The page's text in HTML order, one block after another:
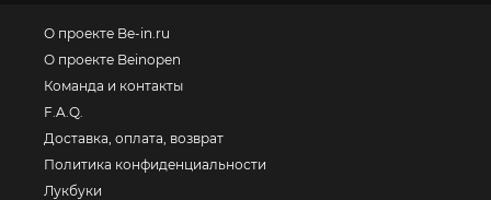
О проекте Be-in.ru
О проекте Beinopen
Команда и контакты
F.A.Q.
Доставка, оплата, возврат
Политика конфиденциальности
Лукбуки